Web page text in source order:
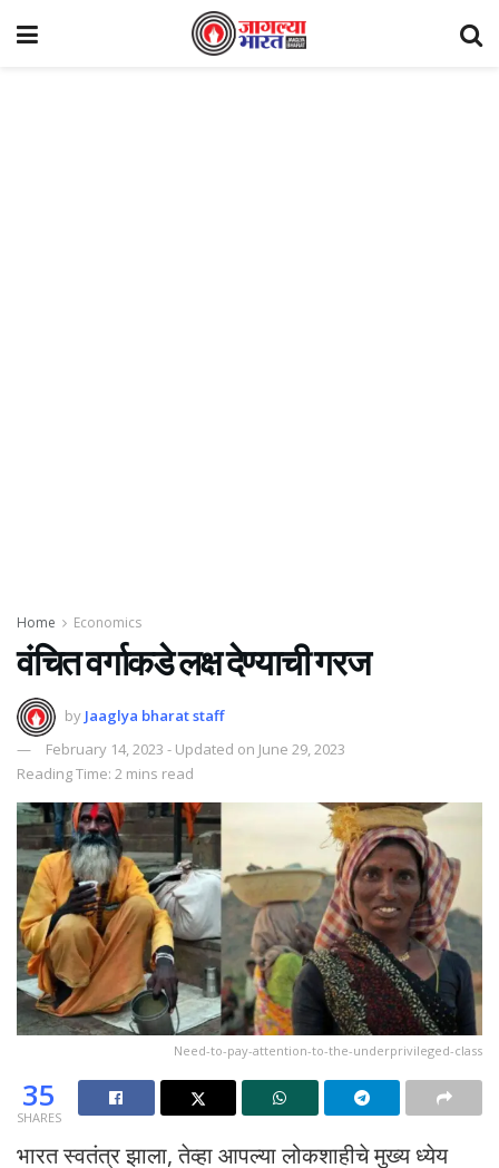
Home Economics
वंचित वर्गाकडे लक्ष देण्याची गरज
by Jaaglya bharat staff
February 14, 2023 - Updated on June 29, 2023
Reading Time: 2 mins read
Need-to-pay-attention-to-the-underprivileged-class
35
SHARES
भारत स्वतंत्र झाला, तेव्हा आपल्या लोकशाहीचे मुख्य ध्येय